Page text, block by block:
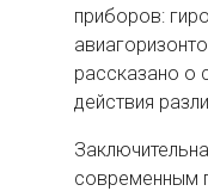
приборов:
рассказано о
действия
современным